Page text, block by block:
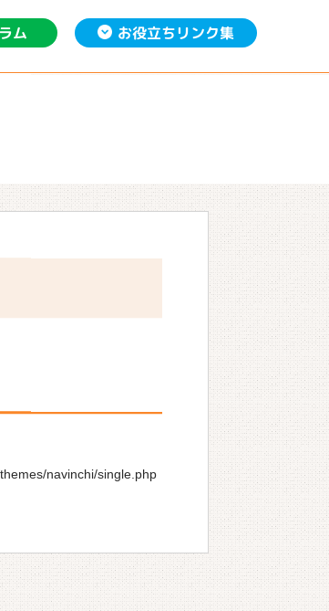
ム お役立ちリンク集
navinchi/single.php